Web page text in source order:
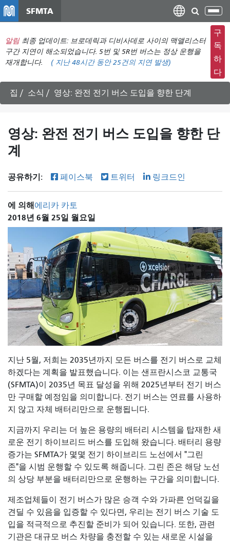
텐
츠
로
건
너
뛰
SFMTA
탐
색
메
뉴
전
환
알림 최종 업데이트: 브로데릭과 디비사데로 사이의 맥앨리스터
구간 지연이 해소되었습니다. 5번 및 5R번 버스는 정상 운행을
재개합니다.
( 지난 48시간 동안25건의 지연 발생)
구
독
하
다
집 소식 영상: 완전 전기 버스 도입을 향한 단계
영상: 완전 전기 버스 도입을 향한 단
계
공유하기: 페이스북 트위터 링크드인
에 의해 에리카 카토
2018년 6월 25일 월요일
지난 5월, 저희는 2035년까지 모든 버스를 전기 버스로 교체
하겠다는 계획을 발표했습니다. 이는 샌프란시스코 교통국
(SFMTA)이 2035년 목표 달성을 위해 2025년부터 전기 버스
만 구매할 예정임을 의미합니다. 전기 버스는 연료를 사용하
지 않고 자체 배터리만으로 운행됩니다.
지금까지 우리는 더 높은 용량의 배터리 시스템을 탑재한 새
로운 전기 하이브리드 버스를 도입해 왔습니다. 배터리 용량
증가는 SFMTA가 몇몇 전기 하이브리드 노선에서 "그린
존"을 시범 운행할 수 있도록 해줍니다. 그린 존은 해당 노선
의 상당 부분을 배터리만으로 운행하는 구간을 의미합니다.
제조업체들이 전기 버스가 많은 승객 수와 가파른 언덕길을
견딜 수 있음을 입증할 수 있다면, 우리는 전기 버스 기술 도
입을 적극적으로 추진할 준비가 되어 있습니다. 또한, 관련
기관은 대규모 버스 차량을 충전할 수 있는 새로운 시설을